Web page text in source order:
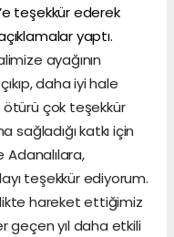
teşekkür ederek
yaptı.
ayağının
daha iyi hale
çok teşekkür
sağladığı katkı için
Adanalılara,
teşekkür ediyorum.
hareket ettiğimiz
geçen yıl daha etkili